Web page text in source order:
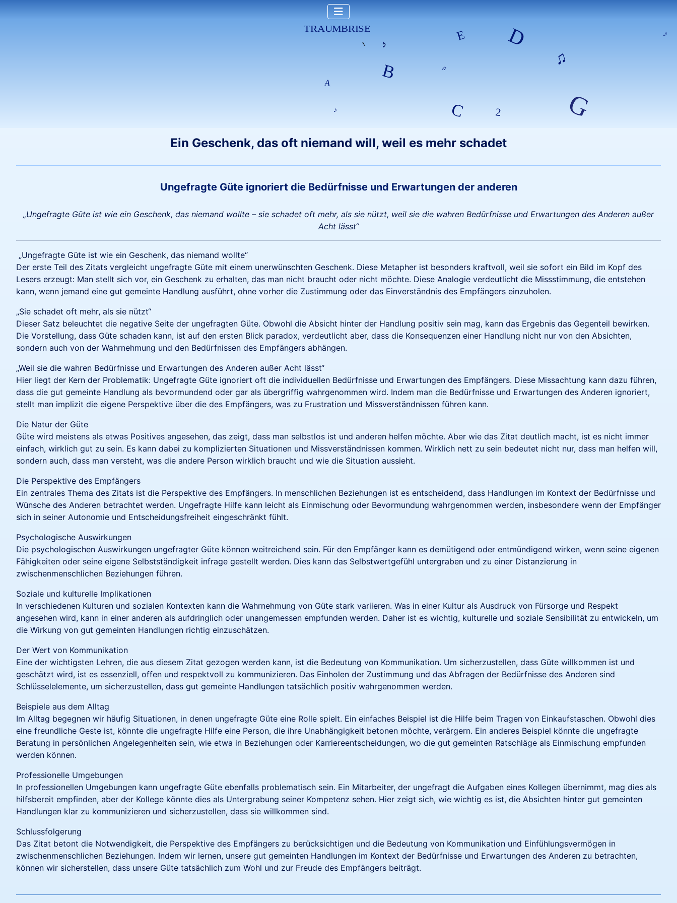
Ein Geschenk, das oft niemand will, weil es mehr schadet
Ungefragte Güte ignoriert die Bedürfnisse und Erwartungen der anderen
„Ungefragte Güte ist wie ein Geschenk, das niemand wollte – sie schadet oft mehr, als sie nützt, weil sie die wahren Bedürfnisse und Erwartungen des Anderen außer
Acht lässt“
„Ungefragte Güte ist wie ein Geschenk, das niemand wollte“
Der erste Teil des Zitats vergleicht ungefragte Güte mit einem unerwünschten Geschenk. Diese Metapher ist besonders kraftvoll, weil sie sofort ein Bild im Kopf des
Lesers erzeugt: Man stellt sich vor, ein Geschenk zu erhalten, das man nicht braucht oder nicht möchte. Diese Analogie verdeutlicht die Missstimmung, die entstehen
kann, wenn jemand eine gut gemeinte Handlung ausführt, ohne vorher die Zustimmung oder das Einverständnis des Empfängers einzuholen.
„Sie schadet oft mehr, als sie nützt“
Dieser Satz beleuchtet die negative Seite der ungefragten Güte. Obwohl die Absicht hinter der Handlung positiv sein mag, kann das Ergebnis das Gegenteil bewirken.
Die Vorstellung, dass Güte schaden kann, ist auf den ersten Blick paradox, verdeutlicht aber, dass die Konsequenzen einer Handlung nicht nur von den Absichten,
sondern auch von der Wahrnehmung und den Bedürfnissen des Empfängers abhängen.
„Weil sie die wahren Bedürfnisse und Erwartungen des Anderen außer Acht lässt“
Hier liegt der Kern der Problematik: Ungefragte Güte ignoriert oft die individuellen Bedürfnisse und Erwartungen des Empfängers. Diese Missachtung kann dazu führen,
dass die gut gemeinte Handlung als bevormundend oder gar als übergriffig wahrgenommen wird. Indem man die Bedürfnisse und Erwartungen des Anderen ignoriert,
stellt man implizit die eigene Perspektive über die des Empfängers, was zu Frustration und Missverständnissen führen kann.
Die Natur der Güte
Güte wird meistens als etwas Positives angesehen, das zeigt, dass man selbstlos ist und anderen helfen möchte. Aber wie das Zitat deutlich macht, ist es nicht immer
einfach, wirklich gut zu sein. Es kann dabei zu komplizierten Situationen und Missverständnissen kommen. Wirklich nett zu sein bedeutet nicht nur, dass man helfen will,
sondern auch, dass man versteht, was die andere Person wirklich braucht und wie die Situation aussieht.
Die Perspektive des Empfängers
Ein zentrales Thema des Zitats ist die Perspektive des Empfängers. In menschlichen Beziehungen ist es entscheidend, dass Handlungen im Kontext der Bedürfnisse und
Wünsche des Anderen betrachtet werden. Ungefragte Hilfe kann leicht als Einmischung oder Bevormundung wahrgenommen werden, insbesondere wenn der Empfänger
sich in seiner Autonomie und Entscheidungsfreiheit eingeschränkt fühlt.
Psychologische Auswirkungen
Die psychologischen Auswirkungen ungefragter Güte können weitreichend sein. Für den Empfänger kann es demütigend oder entmündigend wirken, wenn seine eigenen
Fähigkeiten oder seine eigene Selbstständigkeit infrage gestellt werden. Dies kann das Selbstwertgefühl untergraben und zu einer Distanzierung in
zwischenmenschlichen Beziehungen führen.
Soziale und kulturelle Implikationen
In verschiedenen Kulturen und sozialen Kontexten kann die Wahrnehmung von Güte stark variieren. Was in einer Kultur als Ausdruck von Fürsorge und Respekt
angesehen wird, kann in einer anderen als aufdringlich oder unangemessen empfunden werden. Daher ist es wichtig, kulturelle und soziale Sensibilität zu entwickeln, um
die Wirkung von gut gemeinten Handlungen richtig einzuschätzen.
Der Wert von Kommunikation
Eine der wichtigsten Lehren, die aus diesem Zitat gezogen werden kann, ist die Bedeutung von Kommunikation. Um sicherzustellen, dass Güte willkommen ist und
geschätzt wird, ist es essenziell, offen und respektvoll zu kommunizieren. Das Einholen der Zustimmung und das Abfragen der Bedürfnisse des Anderen sind
Schlüsselelemente, um sicherzustellen, dass gut gemeinte Handlungen tatsächlich positiv wahrgenommen werden.
Beispiele aus dem Alltag
Im Alltag begegnen wir häufig Situationen, in denen ungefragte Güte eine Rolle spielt. Ein einfaches Beispiel ist die Hilfe beim Tragen von Einkaufstaschen. Obwohl dies
eine freundliche Geste ist, könnte die ungefragte Hilfe eine Person, die ihre Unabhängigkeit betonen möchte, verärgern. Ein anderes Beispiel könnte die ungefragte
Beratung in persönlichen Angelegenheiten sein, wie etwa in Beziehungen oder Karriereentscheidungen, wo die gut gemeinten Ratschläge als Einmischung empfunden
werden können.
Professionelle Umgebungen
In professionellen Umgebungen kann ungefragte Güte ebenfalls problematisch sein. Ein Mitarbeiter, der ungefragt die Aufgaben eines Kollegen übernimmt, mag dies als
hilfsbereit empfinden, aber der Kollege könnte dies als Untergrabung seiner Kompetenz sehen. Hier zeigt sich, wie wichtig es ist, die Absichten hinter gut gemeinten
Handlungen klar zu kommunizieren und sicherzustellen, dass sie willkommen sind.
Schlussfolgerung
Das Zitat betont die Notwendigkeit, die Perspektive des Empfängers zu berücksichtigen und die Bedeutung von Kommunikation und Einfühlungsvermögen in
zwischenmenschlichen Beziehungen. Indem wir lernen, unsere gut gemeinten Handlungen im Kontext der Bedürfnisse und Erwartungen des Anderen zu betrachten,
können wir sicherstellen, dass unsere Güte tatsächlich zum Wohl und zur Freude des Empfängers beiträgt.